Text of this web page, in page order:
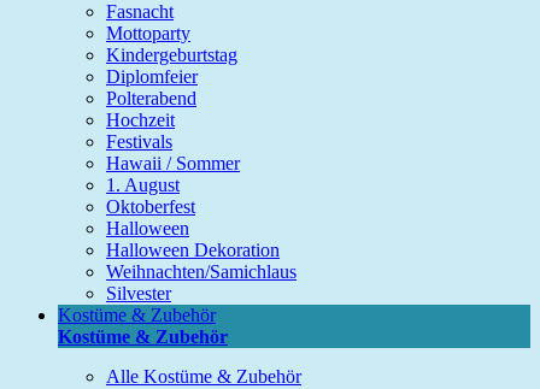
Fasnacht
Mottoparty
Kindergeburtstag
Diplomfeier
Polterabend
Hochzeit
Festivals
Hawaii / Sommer
1. August
Oktoberfest
Halloween
Halloween Dekoration
Weihnachten/Samichlaus
Silvester
Kostüme & Zubehör
Kostüme & Zubehör
Alle Kostüme & Zubehör